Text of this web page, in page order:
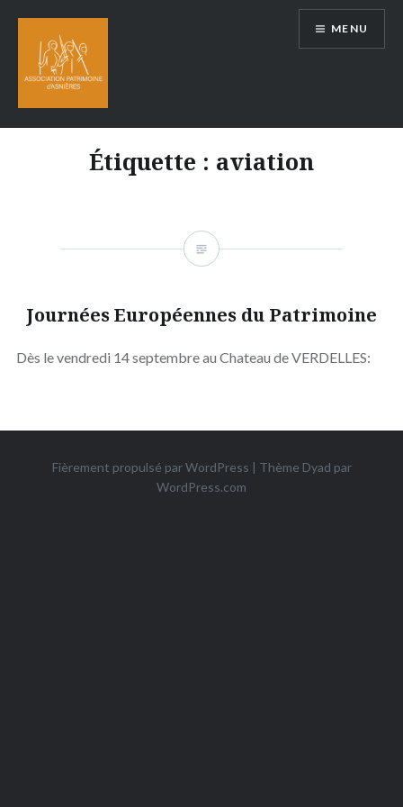
contenu
MENU
Étiquette : aviation
Journées Européennes du Patrimoine
Dès le vendredi 14 septembre au Chateau de VERDELLES:
Fièrement propulsé par WordPress | Thème Dyad par
WordPress.com